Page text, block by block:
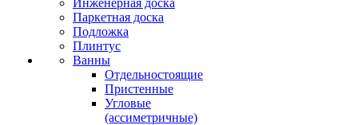
Инженерная доска
Паркетная доска
Подложка
Плинтус
Ванны
Отдельностоящие
Пристенные
Угловые
(ассиметричные)